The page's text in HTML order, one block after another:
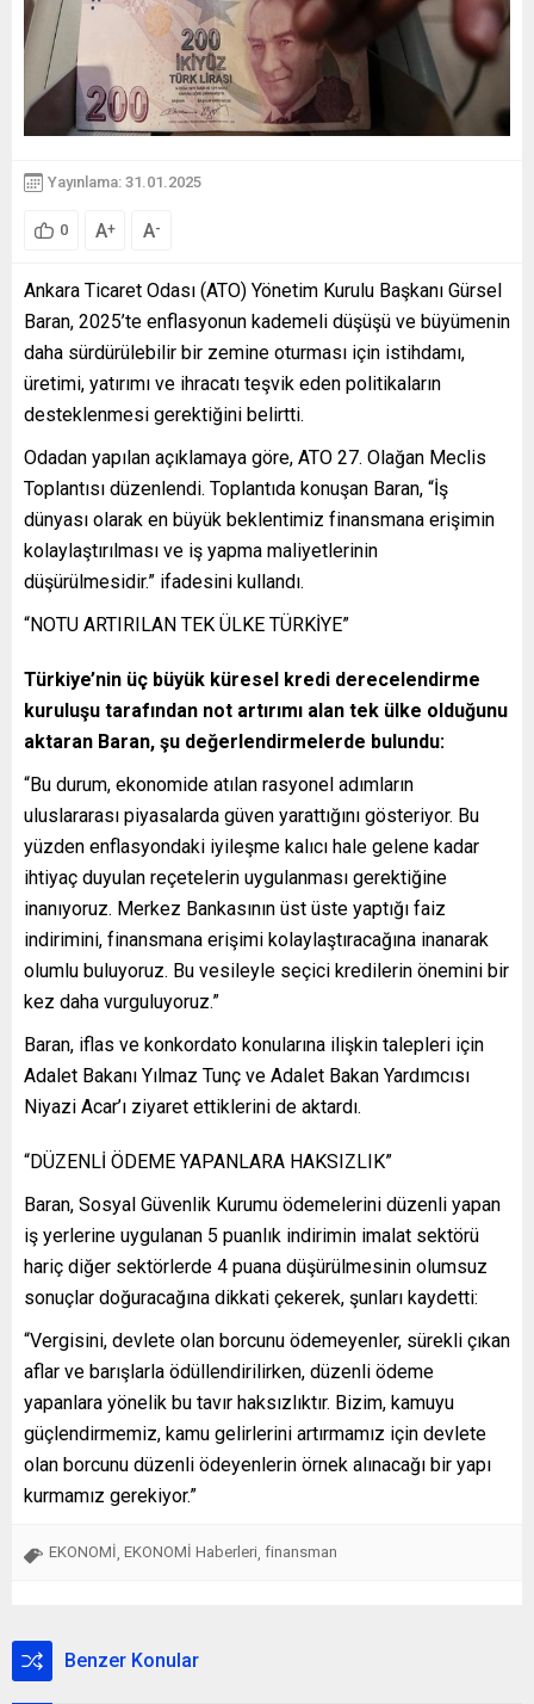
Yayınlama: 31.01.2025
0 A+ A-
Ankara Ticaret Odası (ATO) Yönetim Kurulu Başkanı Gürsel
Baran, 2025’te enflasyonun kademeli düşüşü ve büyümenin
daha sürdürülebilir bir zemine oturması için istihdamı,
üretimi, yatırımı ve ihracatı teşvik eden politikaların
desteklenmesi gerektiğini belirtti.
Odadan yapılan açıklamaya göre, ATO 27. Olağan Meclis
Toplantısı düzenlendi. Toplantıda konuşan Baran, “İş
dünyası olarak en büyük beklentimiz finansmana erişimin
kolaylaştırılması ve iş yapma maliyetlerinin
düşürülmesidir.” ifadesini kullandı.
“NOTU ARTIRILAN TEK ÜLKE TÜRKİYE”
Türkiye’nin üç büyük küresel kredi derecelendirme
kuruluşu tarafından not artırımı alan tek ülke olduğunu
aktaran Baran, şu değerlendirmelerde bulundu:
“Bu durum, ekonomide atılan rasyonel adımların
uluslararası piyasalarda güven yarattığını gösteriyor. Bu
yüzden enflasyondaki iyileşme kalıcı hale gelene kadar
ihtiyaç duyulan reçetelerin uygulanması gerektiğine
inanıyoruz. Merkez Bankasının üst üste yaptığı faiz
indirimini, finansmana erişimi kolaylaştıracağına inanarak
olumlu buluyoruz. Bu vesileyle seçici kredilerin önemini bir
kez daha vurguluyoruz.”
Baran, iflas ve konkordato konularına ilişkin talepleri için
Adalet Bakanı Yılmaz Tunç ve Adalet Bakan Yardımcısı
Niyazi Acar’ı ziyaret ettiklerini de aktardı.
“DÜZENLİ ÖDEME YAPANLARA HAKSIZLIK”
Baran, Sosyal Güvenlik Kurumu ödemelerini düzenli yapan
iş yerlerine uygulanan 5 puanlık indirimin imalat sektörü
hariç diğer sektörlerde 4 puana düşürülmesinin olumsuz
sonuçlar doğuracağına dikkati çekerek, şunları kaydetti:
“Vergisini, devlete olan borcunu ödemeyenler, sürekli çıkan
aflar ve barışlarla ödüllendirilirken, düzenli ödeme
yapanlara yönelik bu tavır haksızlıktır. Bizim, kamuyu
güçlendirmemiz, kamu gelirlerini artırmamız için devlete
olan borcunu düzenli ödeyenlerin örnek alınacağı bir yapı
kurmamız gerekiyor.”
EKONOMİ EKONOMİ Haberleri finansman
Benzer Konular